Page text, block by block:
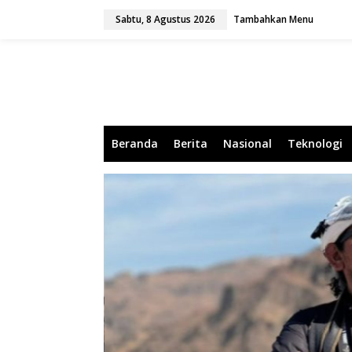
Sabtu, 8 Agustus 2026 Tambahkan Menu
Beranda Berita Nasional Teknologi